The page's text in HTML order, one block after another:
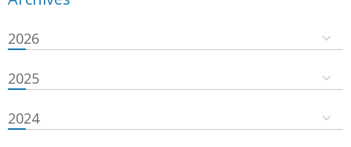
2026
2025
2024